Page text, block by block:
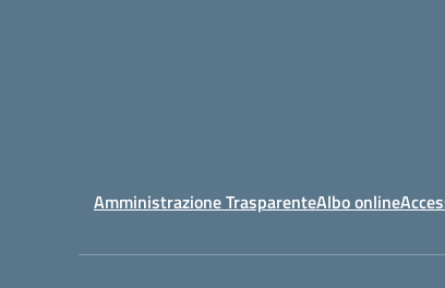
Amministrazione TrasparenteAlbo online